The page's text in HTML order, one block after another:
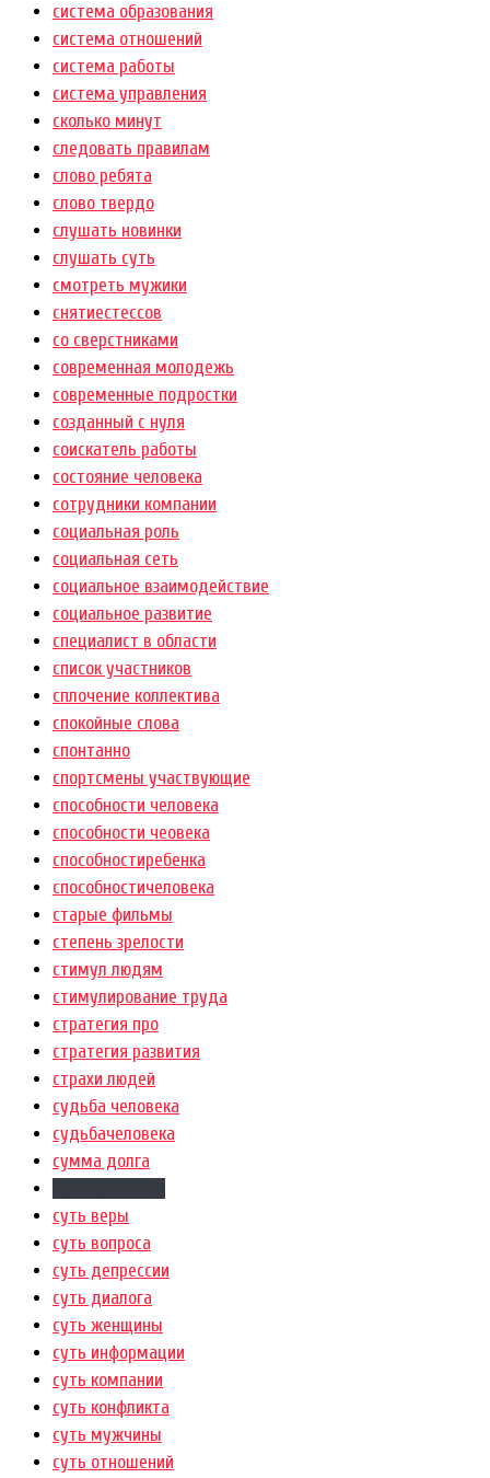
система образования
система отношений
система работы
система управления
сколько минут
следовать правилам
слово ребята
слово твердо
слушать новинки
слушать суть
смотреть мужики
снятиестессов
со сверстниками
современная молодежь
современные подростки
созданный с нуля
соискатель работы
состояние человека
сотрудники компании
социальная роль
социальная сеть
социальное взаимодействие
социальное развитие
специалист в области
список участников
сплочение коллектива
спокойные слова
спонтанно
спортсмены участвующие
способности человека
способности чеовека
способностиребенка
способностичеловека
старые фильмы
степень зрелости
стимул людям
стимулирование труда
стратегия про
стратегия развития
страхи людей
судьба человека
судьбачеловека
сумма долга
суть веры
суть вопроса
суть депрессии
суть диалога
суть женщины
суть информации
суть компании
суть конфликта
суть мужчины
суть отношений